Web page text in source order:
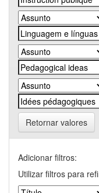
Retornar valores
Adicionar filtros:
Utilizar filtros para